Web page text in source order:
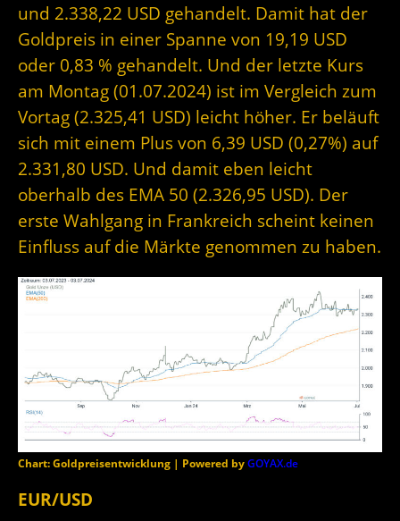
und 2.338,22 USD gehandelt. Damit hat der
Goldpreis in einer Spanne von 19,19 USD
oder 0,83 % gehandelt. Und der letzte Kurs
am Montag (01.07.2024) ist im Vergleich zum
Vortag (2.325,41 USD) leicht höher. Er beläuft
sich mit einem Plus von 6,39 USD (0,27%) auf
2.331,80 USD. Und damit eben leicht
oberhalb des EMA 50 (2.326,95 USD). Der
erste Wahlgang in Frankreich scheint keinen
Einfluss auf die Märkte genommen zu haben.
Chart: Goldpreisentwicklung | Powered byGOYAX.de
EUR/USD